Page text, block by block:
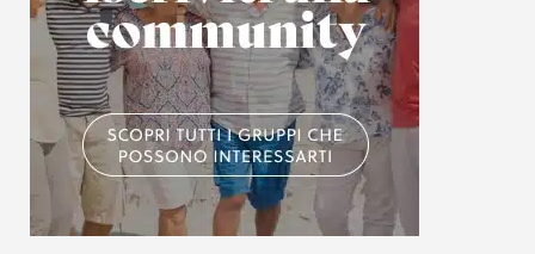
Utilizziamo i cookie per personalizzare contenuti ed
annunci, per fornire funzionalità dei social media e per
analizzare il nostro traffico. Condividiamo inoltre
informazioni sul modo in cui utilizzi il nostro sito con i
nostri partner che si occupano di analisi dei dati web,
pubblicità e social media, i quali potrebbero combinarle
con altre informazioni che hai fornito loro o che hanno